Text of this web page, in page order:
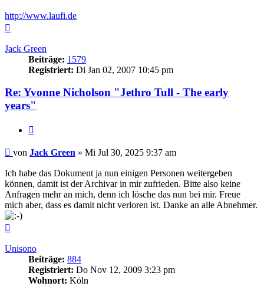
http://www.laufi.de
Jack Green
Beiträge: 1579
Registriert: Di Jan 02, 2007 10:45 pm
Re: Yvonne Nicholson "Jethro Tull - The early
years"
Beitrag
von Jack Green » Mi Jul 30, 2025 9:37 am
Ich habe das Dokument ja nun einigen Personen weitergeben
können, damit ist der Archivar in mir zufrieden. Bitte also keine
Anfragen mehr an mich, denn ich lösche das nun bei mir. Freue
mich aber, dass es damit nicht verloren ist. Danke an alle Abnehmer.
Unisono
Beiträge: 884
Registriert: Do Nov 12, 2009 3:23 pm
Wohnort: Köln